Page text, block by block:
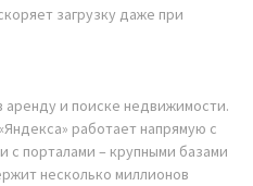
загрузку даже при
и поиске недвижимости.
работает напрямую с
с порталами – крупными базами
несколько миллионов